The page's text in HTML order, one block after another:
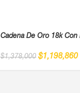
Cadena De Oro 18k Con
$1,378,000 $1,198,860